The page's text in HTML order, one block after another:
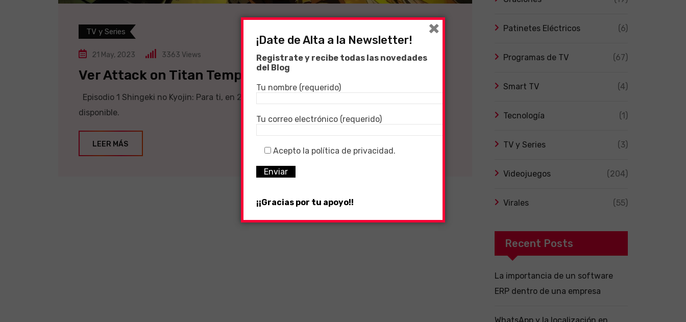
TV y Series
21 May, 2023 3363 Views
Ver Attack on Titan Temporada 1 (Shingeki no Kyojin)
Episodio 1 Shingeki no Kyojin: Para ti, en 2000 años: La Caída de Shiganshina, Parte 1 No
disponible.
LEER MÁS
Patinetes Eléctricos (6)
Programas de TV (67)
Smart TV (4)
Tecnología (1)
TV y Series (3)
Videojuegos (204)
Virales (55)
Recent Posts
La importancia de un software
ERP dentro de una empresa
¡Date de Alta a la Newsletter!
Registrate y recibe todas las novedades
del Blog
Tu nombre (requerido)
Tu correo electrónico (requerido)
Acepto la política de privacidad.
¡¡Gracias por tu apoyo!!
×